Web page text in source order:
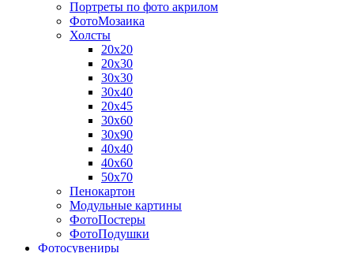
Портреты по фото акрилом
ФотоМозаика
Холсты
20х20
20х30
30х30
30х40
20х45
30х60
30х90
40х40
40х60
50х70
Пенокартон
Модульные картины
ФотоПостеры
ФотоПодушки
Фотоcувениры